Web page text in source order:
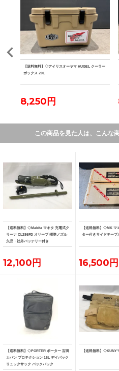
【送料無料】◇アイリスオーヤマ HUGEL クーラー
ボックス 20L
8,250円
この商品を見た人は、こんな
【送料無料】◇Makita マキタ 充電式ク
リーナ CL286FD オリーブ 標準ノズル
欠品・社外バッテリー付き
12,100円
【送料無料】◇MK マ
ター付きサイドテーブ
16,500円
【送料無料】◇PORTER ポーター 吉田
カバン プロテクション 15L デイパック
リュックサック バックパック
【送料無料】